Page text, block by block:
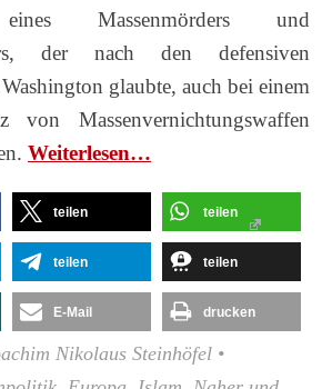
Massenmörders und
der nach den defensiven
glaubte, auch bei einem
von Massenvernichtungswaffen
Wei­ter­le­sen…
teilen teilen
teilen teilen
E-Mail drucken
Nikolaus Steinhöfel •